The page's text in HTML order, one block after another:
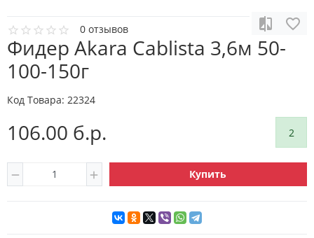
0 отзывов
Фидер Akara Cablista 3,6м 50-
100-150г
Код Товара: 22324
106.00 б.р. 2
Купить